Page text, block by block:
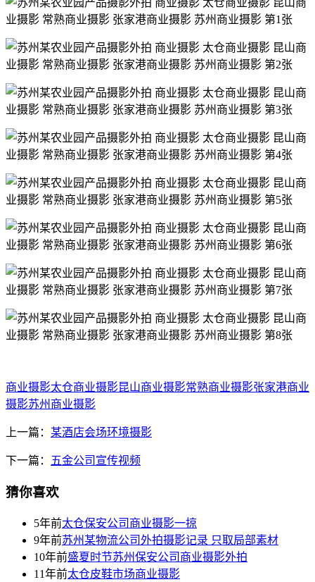
商业摄影太仓商业摄影昆山商业摄影常熟商业摄影张家港商业
摄影苏州商业摄影
上一篇： 某酒店会场环境摄影
下一篇： 五金公司宣传视频
猜你喜欢
5年前太仓保安公司商业摄影一掠
9年前苏州某物流公司外拍摄影记录 只取局部素材
10年前盛夏时节苏州保安公司商业摄影外拍
11年前太仓皮鞋市场商业摄影